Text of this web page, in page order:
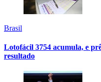
Brasil
Lotofácil 3754 acumula, e
resultado